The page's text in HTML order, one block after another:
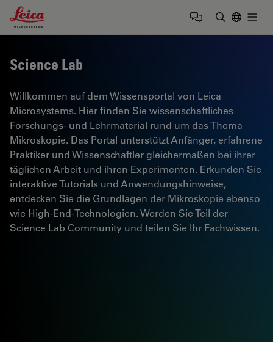
Leica Microsystems Logo
Science Lab
Willkommen auf dem Wissensportal von Leica
Microsystems. Hier finden Sie wissenschaftliches
Forschungs- und Lehrmaterial rund um das Thema
Mikroskopie. Das Portal unterstützt Anfänger, erfahrene
Praktiker und Wissenschaftler gleichermaßen bei ihrer
täglichen Arbeit und ihren Experimenten. Erkunden Sie
interaktive Tutorials und Anwendungshinweise,
entdecken Sie die Grundlagen der Mikroskopie ebenso
wie High-End-Technologien. Werden Sie Teil der
Science Lab Community und teilen Sie Ihr Fachwissen.